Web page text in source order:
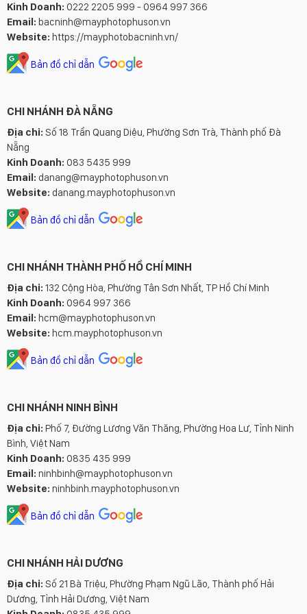
Kinh Doanh: 0222 2205 999 - 0964 997 366
Email: bacninh@mayphotophuson.vn
Website: https://mayphotobacninh.vn/
Bản đồ chỉ dẫn
CHI NHÁNH ĐÀ NẴNG
Địa chỉ: Số 18 Trần Quang Diệu, Phường Sơn Trà, Thành phố Đà
Nẵng
Kinh Doanh: 083 5435 999
Email: danang@mayphotophuson.vn
Website: danang.mayphotophuson.vn
Bản đồ chỉ dẫn
CHI NHÁNH THÀNH PHỐ HỒ CHÍ MINH
Địa chỉ: 132 Cộng Hòa, Phường Tân Sơn Nhất, TP Hồ Chí Minh
Kinh Doanh: 0964 997 366
Email: hcm@mayphotophuson.vn
Website: hcm.mayphotophuson.vn
Bản đồ chỉ dẫn
CHI NHÁNH NINH BÌNH
Địa chỉ: Phố 7, Đường Lương Văn Thăng, Phường Hoa Lư, Tỉnh Ninh
Bình, Việt Nam
Kinh Doanh: 0835 435 999
Email: ninhbinh@mayphotophuson.vn
Website: ninhbinh.mayphotophuson.vn
Bản đồ chỉ dẫn
CHI NHÁNH HẢI DƯƠNG
Địa chỉ: Số 21 Bà Triệu, Phường Phạm Ngũ Lão, Thành phố Hải
Dương, Tỉnh Hải Dương, Việt Nam